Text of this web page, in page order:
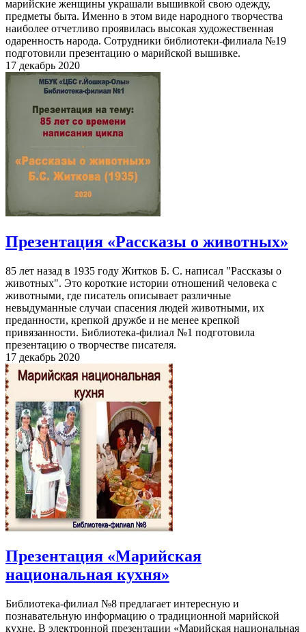
марийские женщины украшали вышивкой свою одежду,
предметы быта. Именно в этом виде народного творчества
наиболее отчетливо проявилась высокая художественная
одаренность народа. Сотрудники библиотеки-филиала №19
подготовили презентацию о марийской вышивке.
17 декабрь 2020
Презентация «Рассказы о животных»
85 лет назад в 1935 году Житков Б. С. написал "Рассказы о
животных". Это короткие истории отношений человека с
животными, где писатель описывает различные
невыдуманные случаи спасения людей животными, их
преданности, крепкой дружбе и не менее крепкой
привязанности. Библиотека-филиал №1 подготовила
презентацию о творчестве писателя.
17 декабрь 2020
Презентация «Марийская
национальная кухня»
Библиотека-филиал №8 предлагает интересную и
познавательную информацию о традиционной марийской
кухне. В электронной презентации «Марийская национальная